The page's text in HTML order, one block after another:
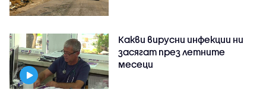
Какви вирусни инфекции ни
засягат през летните
месеци